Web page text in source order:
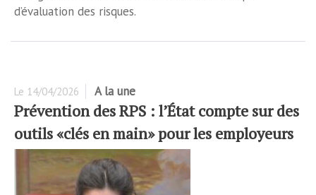
d’évaluation des risques.
Le 14/04/2026 A la une
Prévention des RPS : l’État compte sur des
outils «clés en main» pour les employeurs